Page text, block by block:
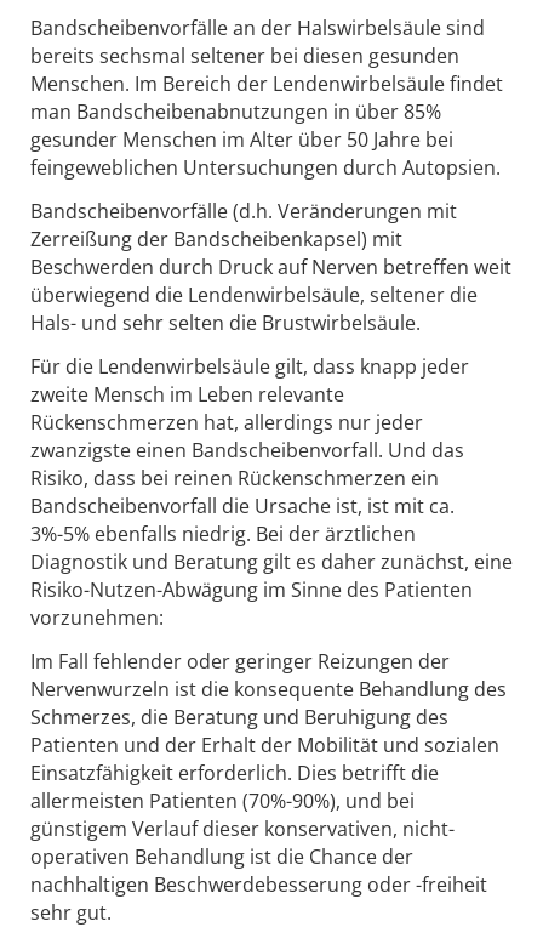
Bandscheibenvorfälle an der Halswirbelsäule sind
bereits sechsmal seltener bei diesen gesunden
Menschen. Im Bereich der Lendenwirbelsäule findet
man Bandscheibenabnutzungen in über 85%
gesunder Menschen im Alter über 50 Jahre bei
feingeweblichen Untersuchungen durch Autopsien.
Bandscheibenvorfälle (d.h. Veränderungen mit
Zerreißung der Bandscheibenkapsel) mit
Beschwerden durch Druck auf Nerven betreffen weit
überwiegend die Lendenwirbelsäule, seltener die
Hals- und sehr selten die Brustwirbelsäule.
Für die Lendenwirbelsäule gilt, dass knapp jeder
zweite Mensch im Leben relevante
Rückenschmerzen hat, allerdings nur jeder
zwanzigste einen Bandscheibenvorfall. Und das
Risiko, dass bei reinen Rückenschmerzen ein
Bandscheibenvorfall die Ursache ist, ist mit ca.
3%-5% ebenfalls niedrig. Bei der ärztlichen
Diagnostik und Beratung gilt es daher zunächst, eine
Risiko-Nutzen-Abwägung im Sinne des Patienten
vorzunehmen:
Im Fall fehlender oder geringer Reizungen der
Nervenwurzeln ist die konsequente Behandlung des
Schmerzes, die Beratung und Beruhigung des
Patienten und der Erhalt der Mobilität und sozialen
Einsatzfähigkeit erforderlich. Dies betrifft die
allermeisten Patienten (70%-90%), und bei
günstigem Verlauf dieser konservativen, nicht-
operativen Behandlung ist die Chance der
nachhaltigen Beschwerdebesserung oder -freiheit
sehr gut.